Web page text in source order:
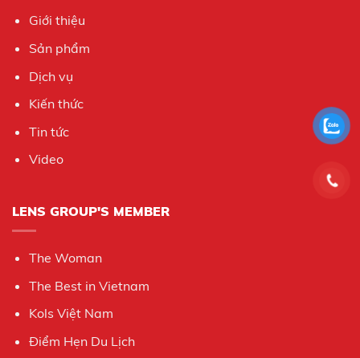
Giới thiệu
Sản phẩm
Dịch vụ
Kiến thức
Tin tức
Video
LENS GROUP'S MEMBER
The Woman
The Best in Vietnam
Kols Việt Nam
Điểm Hẹn Du Lịch